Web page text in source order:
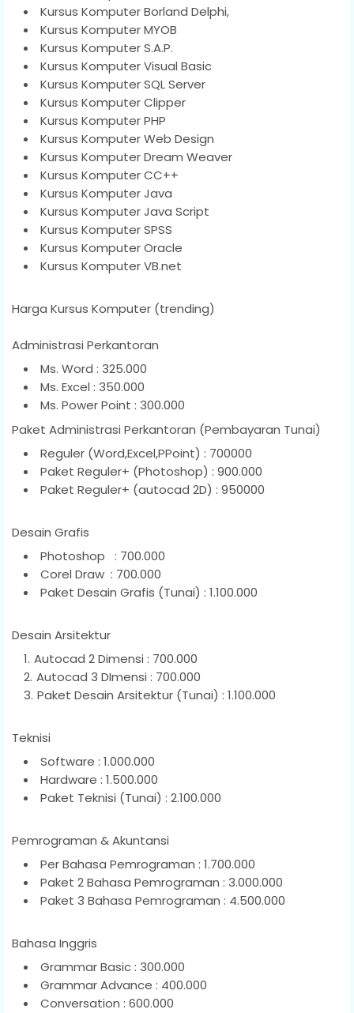
Kursus Komputer Borland Delphi,
Kursus Komputer MYOB
Kursus Komputer S.A.P.
Kursus Komputer Visual Basic
Kursus Komputer SQL Server
Kursus Komputer Clipper
Kursus Komputer PHP
Kursus Komputer Web Design
Kursus Komputer Dream Weaver
Kursus Komputer CC++
Kursus Komputer Java
Kursus Komputer Java Script
Kursus Komputer SPSS
Kursus Komputer Oracle
Kursus Komputer VB.net
Harga Kursus Komputer (trending)
Administrasi Perkantoran
Ms. Word : 325.000
Ms. Excel : 350.000
Ms. Power Point : 300.000
Paket Administrasi Perkantoran (Pembayaran Tunai)
Reguler (Word,Excel,PPoint) : 700000
Paket Reguler+ (Photoshop) : 900.000
Paket Reguler+ (autocad 2D) : 950000
Desain Grafis
Photoshop : 700.000
Corel Draw : 700.000
Paket Desain Grafis (Tunai) : 1.100.000
Desain Arsitektur
Autocad 2 Dimensi : 700.000
Autocad 3 DImensi : 700.000
Paket Desain Arsitektur (Tunai) : 1.100.000
Teknisi
Software : 1.000.000
Hardware : 1.500.000
Paket Teknisi (Tunai) : 2.100.000
Pemrograman & Akuntansi
Per Bahasa Pemrograman : 1.700.000
Paket 2 Bahasa Pemrograman : 3.000.000
Paket 3 Bahasa Pemrograman : 4.500.000
Bahasa Inggris
Grammar Basic : 300.000
Grammar Advance : 400.000
Conversation : 600.000